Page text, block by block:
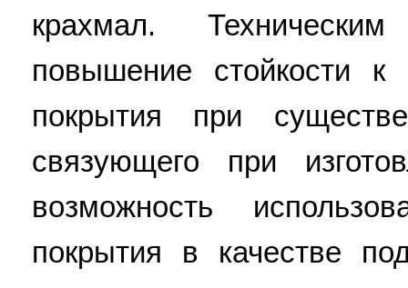
крахмал.
повышение стойкости
покрытия при
связующего при
возможность
покрытия в качестве